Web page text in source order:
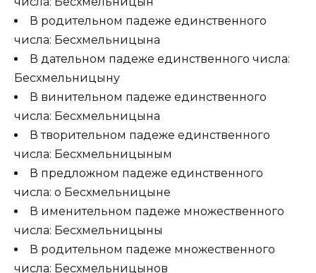
В родительном падеже единственного
числа: Бесхмельницына
В дательном падеже единственного числа:
Бесхмельницыну
В винительном падеже единственного
числа: Бесхмельницына
В творительном падеже единственного
числа: Бесхмельницыным
В предложном падеже единственного
числа: о Бесхмельницыне
В именительном падеже множественного
числа: Бесхмельницыны
В родительном падеже множественного
числа: Бесхмельницынов